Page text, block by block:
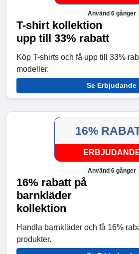
Använd 6 gånger
T-shirt kollektion
upp till 33% rabatt
Köp T-shirts och få upp till 33%
modeller.
Se Erbjudande
16%
Använd 6 gånger
16% rabatt på
barnkläder
kollektion
Handla barnkläder och få 16%
produkter.